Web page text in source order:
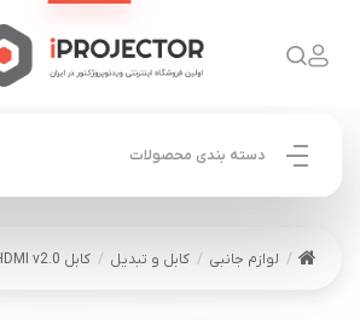
دسته بندی محصولات
لوازم جانبی کابل و تبدیل کابل HDMI v2.0 فیبر نوری فرانت 10 متری